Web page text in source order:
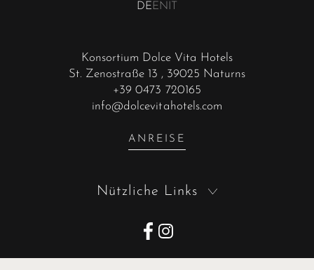
Konsortium Dolce Vita Hotels
St. Zenostraße 13 , 39025 Naturns
+39 0473 720165
info@dolcevitahotels.com
ANREISE
DEEN
Nützliche Links